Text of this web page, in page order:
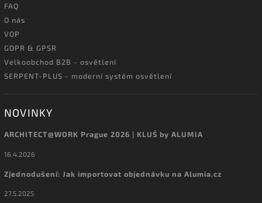
FAQ
O nás
VOP
GDPR & GPSR
Velkoobchod B2B - osvětlení
SERPENT-PLUS - moderní systém osvětlení
NOVINKY
ARCHITECT@WORK Prague 2026 | KLUŚ by ALUMIA
16.4.2026
Zjednodušení: Jak importovat objednávku na Alumia.cz
27.5.2025